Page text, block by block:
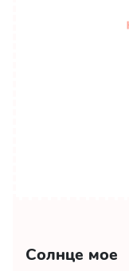
Солнце мое